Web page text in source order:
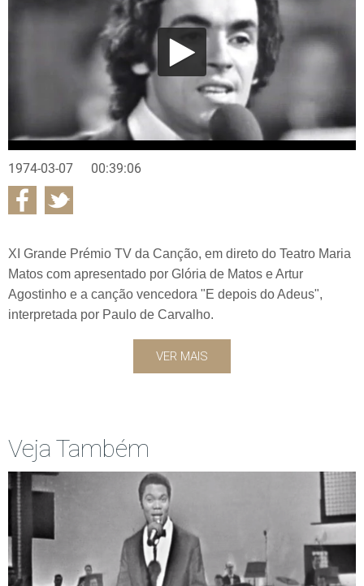
1974-03-07 00:39:06
XI Grande Prémio TV da Canção, em direto do Teatro Maria
Matos com apresentado por Glória de Matos e Artur
Agostinho e a canção vencedora "E depois do Adeus",
interpretada por Paulo de Carvalho.
VER MAIS
Veja Também